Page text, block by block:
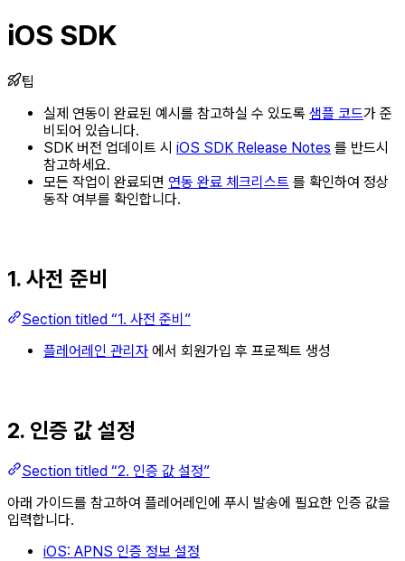
iOS SDK
팁
실제 연동이 완료된 예시를 참고하실 수 있도록 샘플 코드가 준
비되어 있습니다.
SDK 버전 업데이트 시 iOS SDK Release Notes 를 반드시
참고하세요.
모든 작업이 완료되면 연동 완료 체크리스트 를 확인하여 정상
동작 여부를 확인합니다.
1. 사전 준비
Section titled “1. 사전 준비”
플레어레인 관리자 에서 회원가입 후 프로젝트 생성
2. 인증 값 설정
Section titled “2. 인증 값 설정”
아래 가이드를 참고하여 플레어레인에 푸시 발송에 필요한 인증 값을
입력합니다.
iOS: APNS 인증 정보 설정